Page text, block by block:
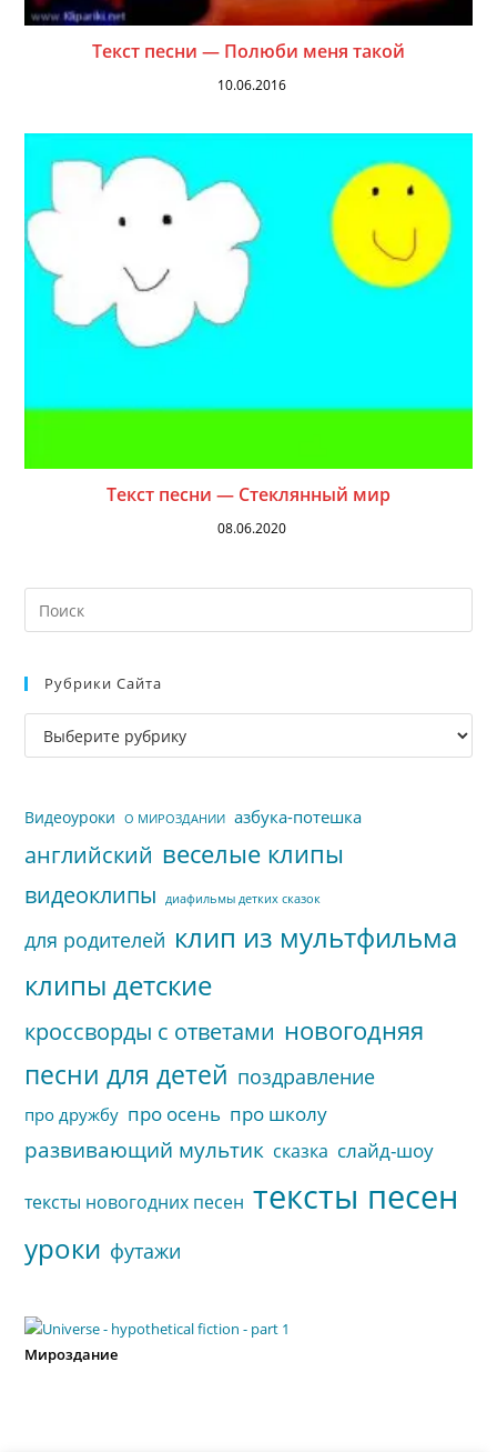
Текст песни — Полюби меня такой
10.06.2016
Текст песни — Стеклянный мир
08.06.2020
Рубрики Сайта
Рубрики
сайта
Видеоуроки О МИРОЗДАНИИ азбука-потешка
английский веселые клипы
видеоклипы диафильмы детких сказок
для родителей клип из мультфильма
клипы детские
кроссворды с ответами новогодняя
песни для детей поздравление
про дружбу про осень про школу
развивающий мультик сказка слайд-шоу
тексты новогодних песен тексты песен
уроки футажи
Мироздание